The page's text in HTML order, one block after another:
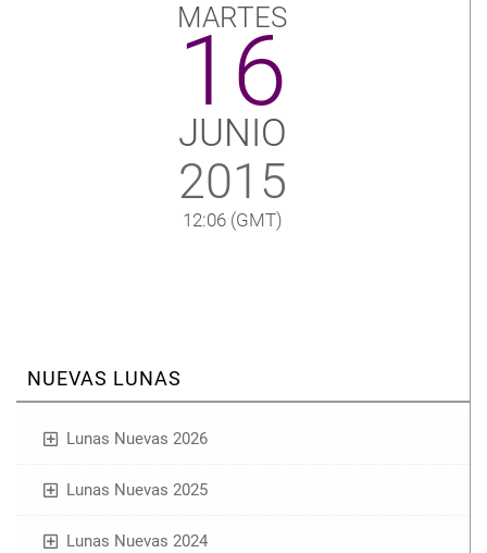
MARTES
16
JUNIO
2015
12:06 (GMT)
NUEVAS LUNAS
Lunas Nuevas 2026
Lunas Nuevas 2025
Lunas Nuevas 2024